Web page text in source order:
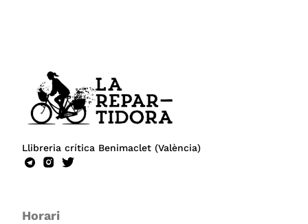
Llibreria crítica Benimaclet (València)
Horari